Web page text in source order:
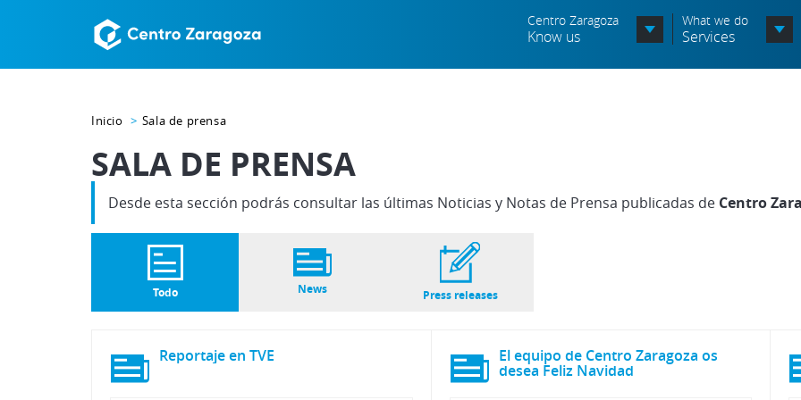
Centro Zaragoza
Know us
Política de seguridad de la
What we do
Services
Inicio Sala de prensa
SALA DE PRENSA
Desde esta sección podrás consultar las últimas Noticias y Notas de Prensa publicadas de Centro
Todo News Press releases
Reportajeen TVE El equipo de Centro Zaragoza os
desea Feliz Navidad